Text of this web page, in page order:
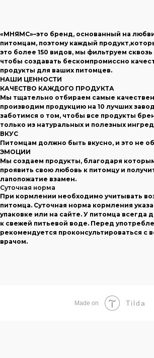
«МНЯМС»–это бренд, основанный на
питомцам, поэтому каждый
это более 150 видов, мы фильтруем
чтобы создавать бескомпромиссно
продукты для ваших питомцев.
НАШИ ЦЕННОСТИ
КАЧЕСТВО КАЖДОГО ПРОДУКТА
Мы тщательно отбираем самые
производим продукцию на 10 лучших
заботимся о том, чтобы все продукты
только из натуральных и полезных
ВКУС
Питомцам должно быть вкусно, и это не
ЭМОЦИИ
Мы создаем продукты, благодаря
проявить свою любовь к питомцу и
лапопожатие взамен.
Суточная норма
При кормлении необходимо учитывать
питомца. Суточная норма кормления
упаковке или на сайте. У питомца всегда
к свежей питьевой воде. Перед
рекомендуется проконсультироваться с
врачом.
Made on Tilda